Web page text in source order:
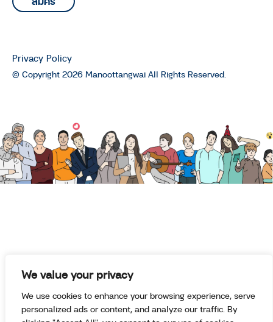
We value your privacy
We use cookies to enhance your browsing experience, serve
personalized ads or content, and analyze our traffic. By
THE O IDOL
season 1
THE O IDOL
“พ่อใหญ่อำไพ” รถส้มตำตุ๊กตุ๊กสีแดง
อ.ห้วยราช จ.บุรีรัมย์ ปราชญ์ชาวบ้าน
season 1
© Copyright 2026 Manoottangwai All Rights Reserved.
Privacy Policy